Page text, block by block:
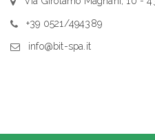
+39 0521/494389
info@bit-spa.it